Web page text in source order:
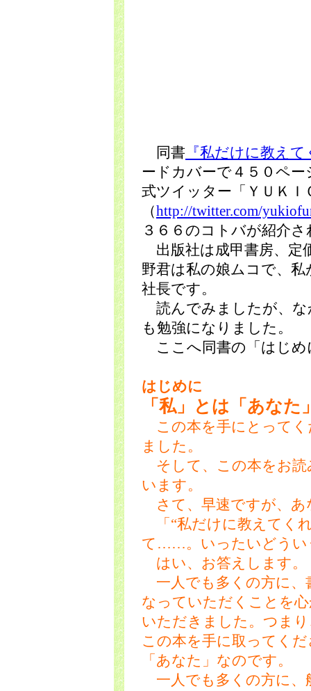
同書 『私だけに教え
ードカバーで４５０ペ
式ツイッター「ＹＵＫ
（http://twitter.com/
３６６のコトバが紹介
出版社は成甲書房、定
野君は私の娘ムコで、
社長です。
読んでみましたが、な
も勉強になりました。
ここへ同書の「はじめ
はじめに
「私」とは「あなた
この本を手にとってく
ました。
そして、この本をお読
います。
さて、早速ですが、あ
「“私だけに教えてく
て……。いったいどうい
はい、お答えします。
一人でも多くの方に、
なっていただくことを
いただきました。つま
この本を手に取ってく
「あなた」なのです。
一人でも多くの方に、